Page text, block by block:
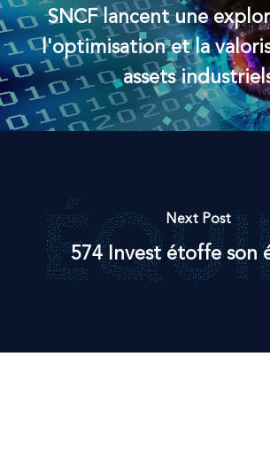
SNCF lancent une
l'optimisation et la
assets
Next Post
574 Invest étoffe son